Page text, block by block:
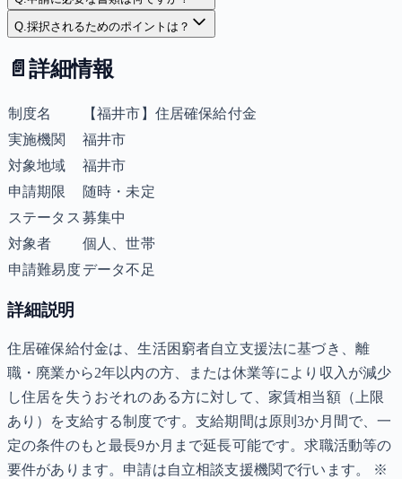
Q.採択されるためのポイントは？
📄 詳細情報
制度名
【福井市】住居確保給付金
実施機関
福井市
対象地域
福井市
申請期限
随時・未定
ステータス 募集中
対象者
個人、世帯
申請難易度データ不足
詳細説明
住居確保給付金は、生活困窮者自立支援法に基づき、離
職・廃業から2年以内の方、または休業等により収入が減少
し住居を失うおそれのある方に対して、家賃相当額（上限
あり）を支給する制度です。支給期間は原則3か月間で、一
定の条件のもと最長9か月まで延長可能です。求職活動等の
要件があります。申請は自立相談支援機関で行います。 ※